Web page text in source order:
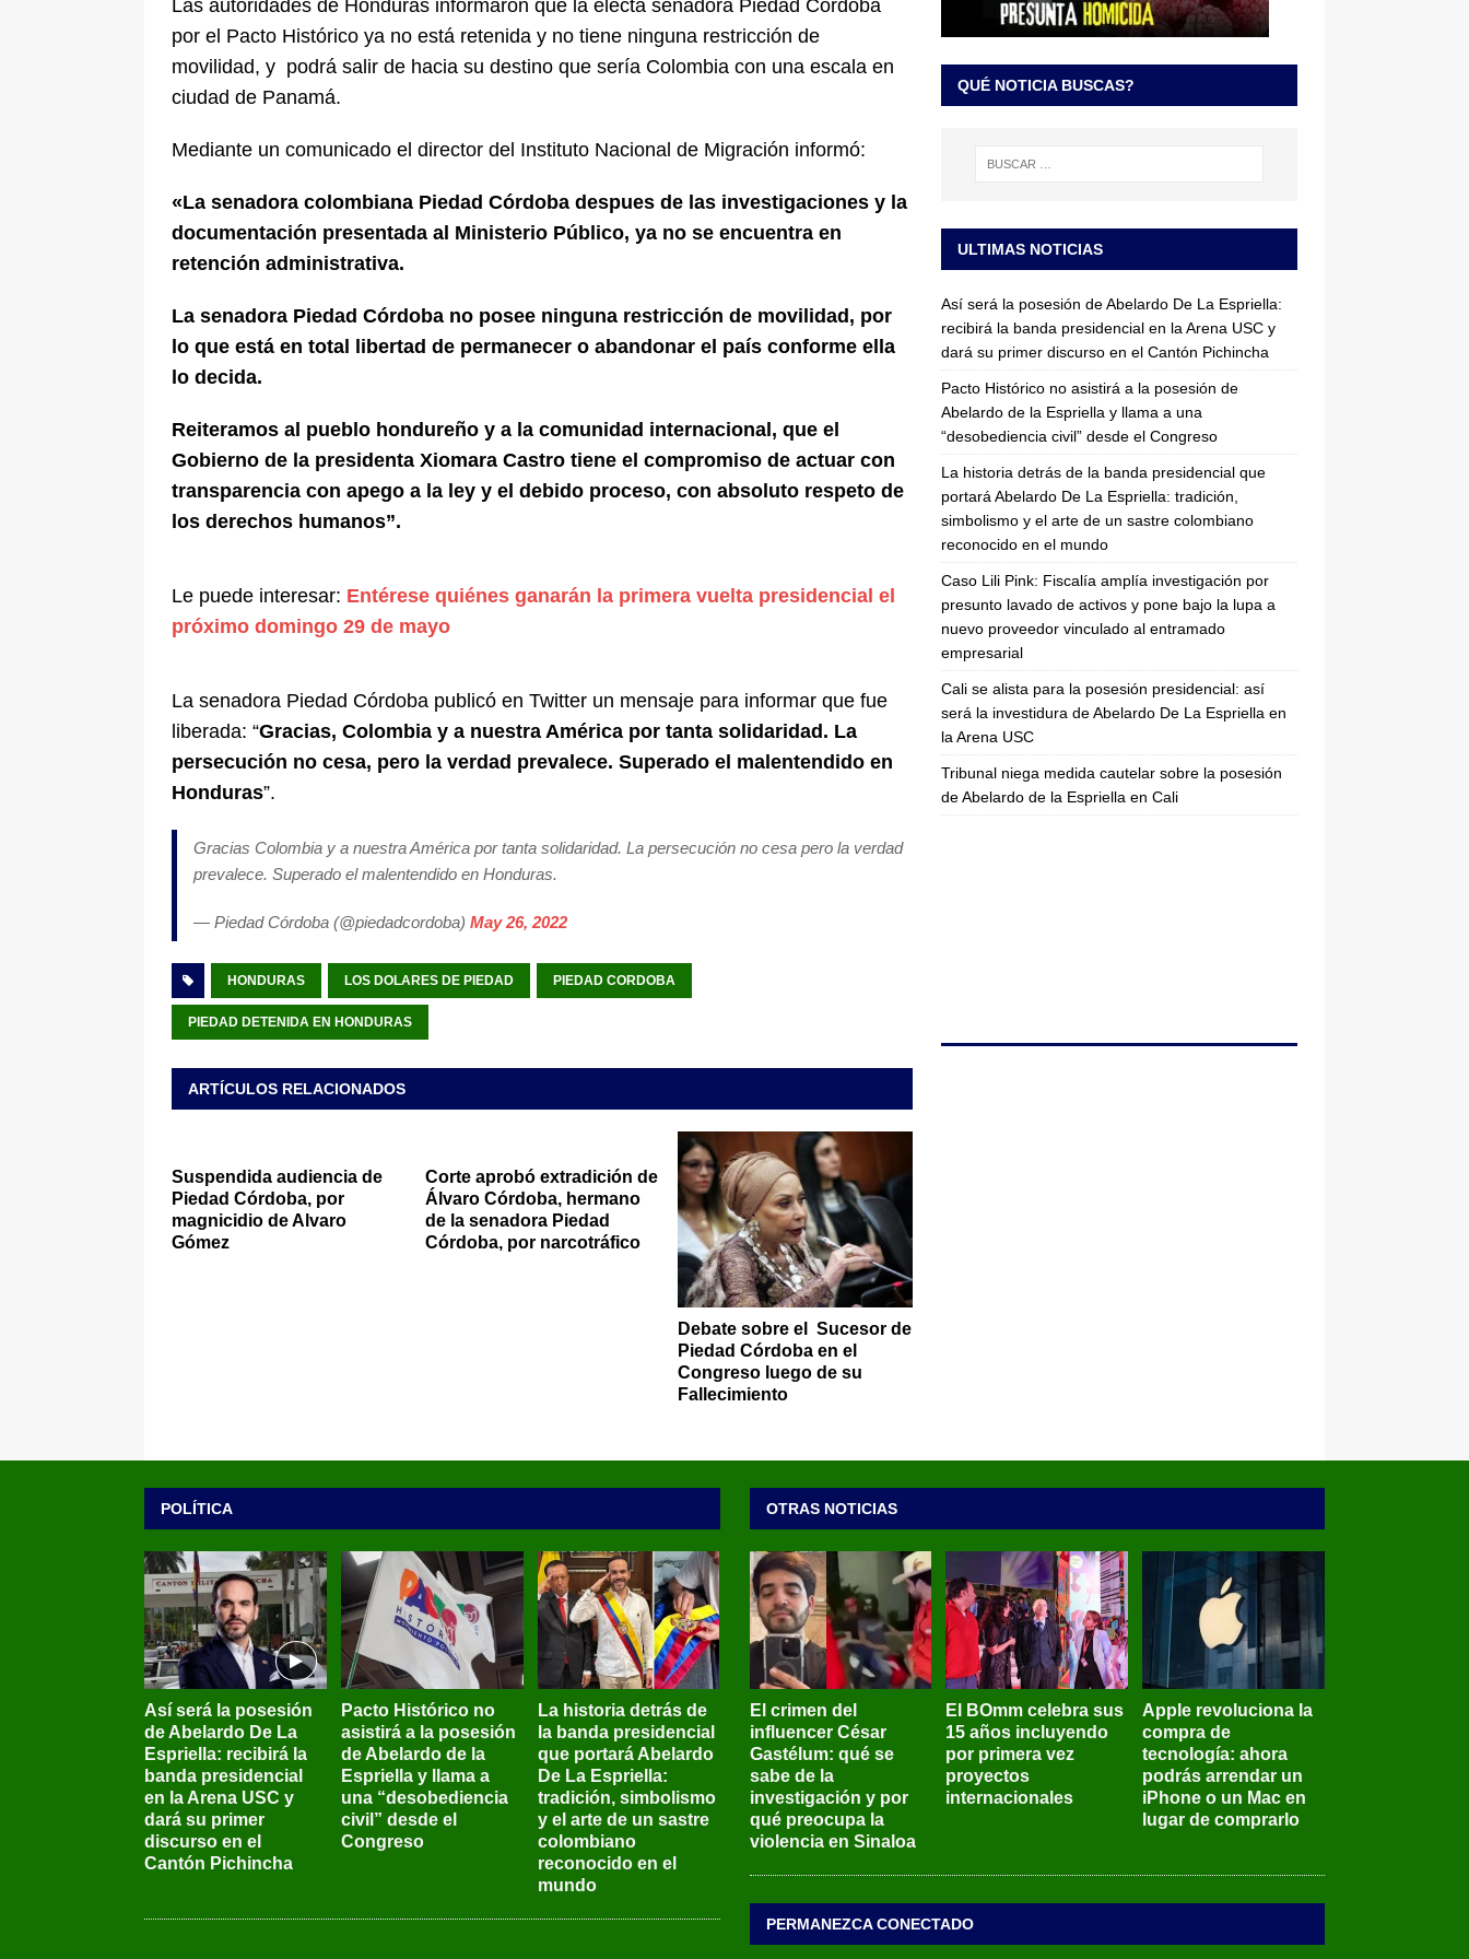
pone bajo la lupa a nuevo proveedor vinculado al entramado empresarial
[ 6 de agosto de 2026 ] Cali se alista para la posesión presidencial: así será la investidura de Abelardo
De La Espriella en la Arena USC
Las autoridades de Honduras informaron que la electa senadora Piedad Córdoba
por el Pacto Histórico ya no está retenida y no tiene ninguna restricción de
movilidad, y podrá salir de hacia su destino que sería Colombia con una escala en
ciudad de Panamá.
Mediante un comunicado el director del Instituto Nacional de Migración informó:
«La senadora colombiana Piedad Córdoba despues de las investigaciones y la
documentación presentada al Ministerio Público, ya no se encuentra en
retención administrativa.
La senadora Piedad Córdoba no posee ninguna restricción de movilidad, por
lo que está en total libertad de permanecer o abandonar el país conforme ella
lo decida.
Reiteramos al pueblo hondureño y a la comunidad internacional, que el
Gobierno de la presidenta Xiomara Castro tiene el compromiso de actuar con
transparencia con apego a la ley y el debido proceso, con absoluto respeto de
los derechos humanos”.
Le puede interesar: Entérese quiénes ganarán la primera vuelta presidencial el
próximo domingo 29 de mayo
La senadora Piedad Córdoba publicó en Twitter un mensaje para informar que fue
liberada: “Gracias, Colombia y a nuestra América por tanta solidaridad. La
persecución no cesa, pero la verdad prevalece. Superado el malentendido en
Honduras”.
Gracias Colombia y a nuestra América por tanta solidaridad. La persecución no cesa pero la verdad
prevalece. Superado el malentendido en Honduras.
— Piedad Córdoba (@piedadcordoba) May 26, 2022
HONDURAS LOS DOLARES DE PIEDAD PIEDAD CORDOBA
PIEDAD DETENIDA EN HONDURAS
ARTÍCULOS RELACIONADOS
Suspendida audiencia de
Piedad Córdoba, por
magnicidio de Alvaro
Gómez
Corte aprobó extradición de
Álvaro Córdoba, hermano
de la senadora Piedad
Córdoba, por narcotráfico
Debate sobre el Sucesor de
Piedad Córdoba en el
Congreso luego de su
Fallecimiento
QUÉ NOTICIA BUSCAS?
ULTIMAS NOTICIAS
Así será la posesión de Abelardo De La Espriella:
recibirá la banda presidencial en la Arena USC y
dará su primer discurso en el Cantón Pichincha
Pacto Histórico no asistirá a la posesión de
Abelardo de la Espriella y llama a una
“desobediencia civil” desde el Congreso
La historia detrás de la banda presidencial que
portará Abelardo De La Espriella: tradición,
simbolismo y el arte de un sastre colombiano
reconocido en el mundo
Caso Lili Pink: Fiscalía amplía investigación por
presunto lavado de activos y pone bajo la lupa a
nuevo proveedor vinculado al entramado
empresarial
Cali se alista para la posesión presidencial: así
será la investidura de Abelardo De La Espriella en
la Arena USC
Tribunal niega medida cautelar sobre la posesión
de Abelardo de la Espriella en Cali
POLÍTICA
Así será la posesión
de Abelardo De La
Espriella: recibirá la
banda presidencial
en la Arena USC y
dará su primer
discurso en el
Cantón Pichincha
Pacto Histórico no
asistirá a la posesión
de Abelardo de la
Espriella y llama a
una “desobediencia
civil” desde el
Congreso
La historia detrás de
la banda presidencial
que portará Abelardo
De La Espriella:
tradición, simbolismo
y el arte de un sastre
colombiano
reconocido en el
mundo
OTRAS NOTICIAS
El crimen del
influencer César
Gastélum: qué se
sabe de la
investigación y por
qué preocupa la
violencia en Sinaloa
El BOmm celebra sus
15 años incluyendo
por primera vez
proyectos
internacionales
Apple revoluciona la
compra de
tecnología: ahora
podrás arrendar un
iPhone o un Mac en
lugar de comprarlo
PERMANEZCA CONECTADO